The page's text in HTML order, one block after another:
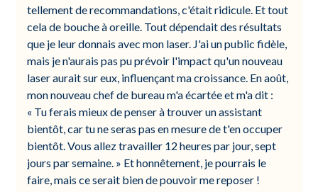
tellement de recommandations, c'était ridicule. Et tout
cela de bouche à oreille. Tout dépendait des résultats
que je leur donnais avec mon laser. J'ai un public fidèle,
mais je n'aurais pas pu prévoir l'impact qu'un nouveau
laser aurait sur eux, influençant ma croissance. En août,
mon nouveau chef de bureau m'a écartée et m'a dit :
« Tu ferais mieux de penser à trouver un assistant
bientôt, car tu ne seras pas en mesure de t'en occuper
bientôt. Vous allez travailler 12 heures par jour, sept
jours par semaine. » Et honnêtement, je pourrais le
faire, mais ce serait bien de pouvoir me reposer !